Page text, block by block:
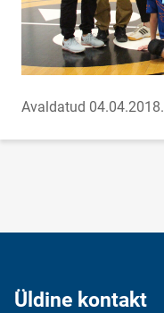
Avaldatud 04.04.2018.
Üldine kontakt